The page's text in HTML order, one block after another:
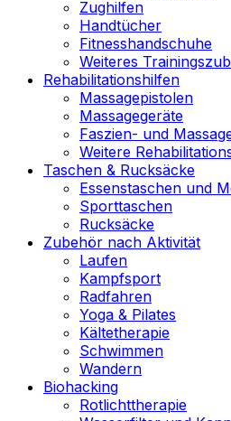
Zughilfen
Handtücher
Fitnesshandschuhe
Weiteres
Rehabilitationshilfen
Massagepistolen
Massagegeräte
Faszien- und
Weitere
Taschen & Rucksäcke
Essenstaschen und
Sporttaschen
Rucksäcke
Zubehör nach Aktivität
Laufen
Kampfsport
Radfahren
Yoga & Pilates
Kältetherapie
Schwimmen
Wandern
Biohacking
Rotlichttherapie